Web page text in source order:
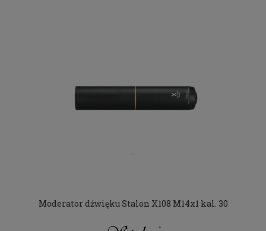
Moderator dźwięku Stalon X108 M14x1 kal. 30